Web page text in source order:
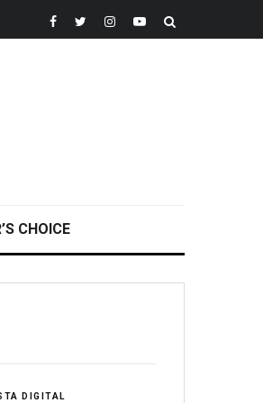
CHOICE
DIGITAL